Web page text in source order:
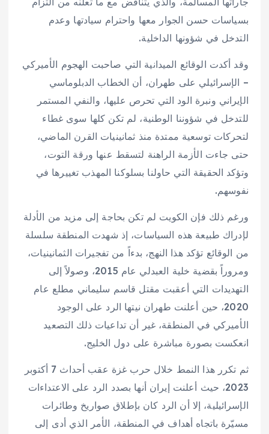
بسياسات حسن الجوار معها واحترام سيادتها وعدم
التدخل في شؤونها الداخلية.
وقد أكدت الوقائع الميدانية التي صاحبت الهجوم الأميركي
– الإسرائيلي على طهران، أن الخطاب الدبلوماسي
الإيراني ونبرة الود التي تحرص عليها، والنفي المستمر
للتدخل في شؤوننا الوطنية، لم تكن كلها سوى غطاء
لتحركات توسعية ممتدة منذ ثمانينيات القرن الماضي،
حتى جاءت الأزمة الراهنة لتسقط عنها ورقة التوت،
وتؤكد الحقيقة التي حاولنا بسلوكنا المهذب تغييرها في
نفوسهم.
ورغم ذلك فإن الكويت لم تكن بحاجة إلى مزيد من الأدلة
لإدراك طبيعة هذه السياسات، إذ شهدت المنطقة سلسلة
من الوقائع تؤكد هذا النهج، بدءاً من تفجيرات الثمانينيات،
ومروراً بقضية خلية العبدلي عام 2015، وصولاً إلى
التهديدات التي أعقبت مقتل قاسم سليماني مطلع عام
2020، حين أعلنت طهران نيتها الرد على الوجود
الأميركي في المنطقة، غير أن تداعيات ذلك التصعيد
انعكست بصورة مباشرة على دول الخليج.
ثم تكرر هذا النمط خلال حرب غزة عقب أحداث 7 أكتوبر
2023، حيث أعلنت إيران أنها بصدد الرد على الاعتداءات
الإسرائيلية، إلا أن الرد كان بإطلاق صواريخ وطائرات
مسيّرة باتجاه أهداف في المنطقة، الأمر الذي أدى إلى